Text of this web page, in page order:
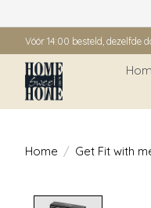
Vóór 14:00 besteld, dezelfde
Home / Get Fit with